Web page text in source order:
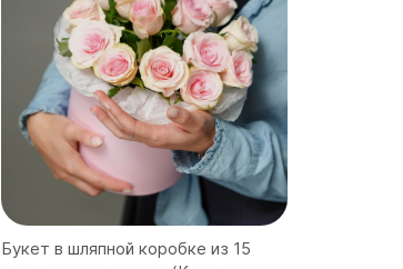
Букет в шляпной коробке из 15